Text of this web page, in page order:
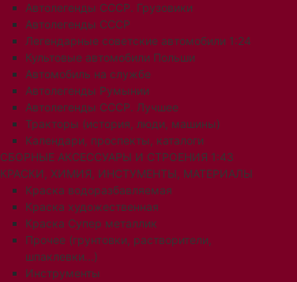
Автолегенды СССР. Грузовики
Автолегенды СССР
Легендарные советские автомобили 1:24
Культовые автомобили Польши
Автомобиль на службе
Автолегенды Румынии
Автолегенды СССР. Лучшее
Тракторы (история, люди, машины)
Календари, проспекты, каталоги
СБОРНЫЕ АКСЕССУАРЫ И СТРОЕНИЯ 1:43
КРАСКИ, ХИМИЯ, ИНСТУМЕНТЫ, МАТЕРИАЛЫ
Краска водоразбавляемая
Краска художественная
Краска Супер металлик
Прочее (грунтовки, растворители,
шпаклевки...)
Инструменты